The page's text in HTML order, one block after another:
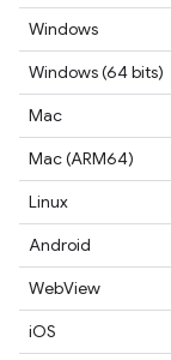
Windows
Windows (64 bits)
Mac
Mac (ARM64)
Linux
Android
WebView
iOS